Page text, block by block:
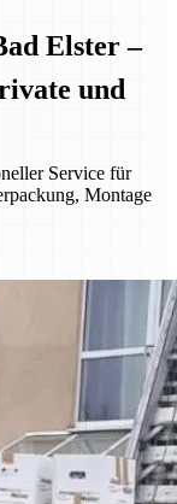
Elster –
und
Service für
Montage